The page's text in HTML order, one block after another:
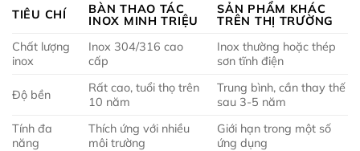
TIÊU CHÍ
BÀN THAO TÁC
INOX MINH TRIỆU
SẢN PHẨM KHÁC
TRÊN THỊ TRƯỜNG
Chất lượng
inox
Inox 304/316 cao
cấp
Inox thường hoặc thép
sơn tĩnh điện
Độ bền
Rất cao, tuổi thọ trên
10 năm
Trung bình, cần thay thế
sau 3-5 năm
Tính đa
năng
Thích ứng với nhiều
môi trường
Giới hạn trong một số
ứng dụng